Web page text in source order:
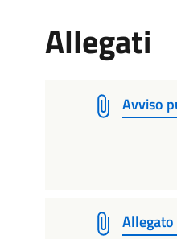
Allegati
Avviso